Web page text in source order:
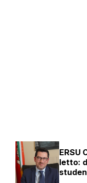
ERSU
letto: